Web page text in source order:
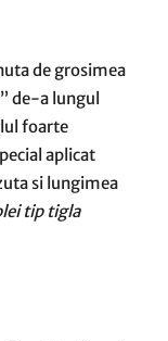
de grosimea
de-a lungul
foarte
aplicat
si lungimea
tip tigla